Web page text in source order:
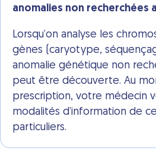
anomalies non recherchées
Lorsqu’on analyse les
gènes (caryotype,
anomalie génétique non
peut être découverte. Au
prescription, votre médecin
modalités d’information de
particuliers.